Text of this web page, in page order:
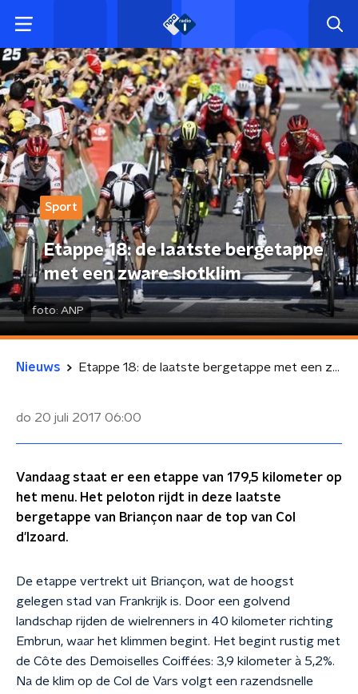
Sport
Etappe 18: de laatste bergetappe
met een zware slotklim
foto: ANP
Nieuws Etappe 18: de laatste bergetappe met een zware slotklim
do 20 juli 2017 06:00
Vandaag staat er een etappe van 179,5 kilometer op
het menu. Het peloton rijdt in deze laatste
bergetappe van Briançon naar de top van Col
d'Izoard.
De etappe vertrekt uit Briançon, wat de hoogst
gelegen stad van Frankrijk is. Door een golvend
landschap rijden de wielrenners in 40 kilometer richting
Embrun, waar het klimmen begint. Het begint rustig met
de Côte des Demoiselles Coiffées: 3,9 kilometer à 5,2%.
Na de klim op de Col de Vars volgt een razendsnelle